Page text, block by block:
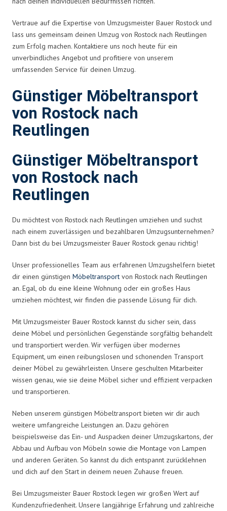
Vertraue auf die Expertise von Umzugsmeister Bauer Rostock und
lass uns gemeinsam deinen Umzug von Rostock nach Reutlingen
zum Erfolg machen. Kontaktiere uns noch heute für ein
unverbindliches Angebot und profitiere von unserem
umfassenden Service für deinen Umzug.
Günstiger Möbeltransport
von Rostock nach
Reutlingen
Günstiger Möbeltransport
von Rostock nach
Reutlingen
Du möchtest von Rostock nach Reutlingen umziehen und suchst
nach einem zuverlässigen und bezahlbaren Umzugsunternehmen?
Dann bist du bei Umzugsmeister Bauer Rostock genau richtig!
Unser professionelles Team aus erfahrenen Umzugshelfern bietet
dir einen günstigen Möbeltransport von Rostock nach Reutlingen
an. Egal, ob du eine kleine Wohnung oder ein großes Haus
umziehen möchtest, wir finden die passende Lösung für dich.
Mit Umzugsmeister Bauer Rostock kannst du sicher sein, dass
deine Möbel und persönlichen Gegenstände sorgfältig behandelt
und transportiert werden. Wir verfügen über modernes
Equipment, um einen reibungslosen und schonenden Transport
deiner Möbel zu gewährleisten. Unsere geschulten Mitarbeiter
wissen genau, wie sie deine Möbel sicher und effizient verpacken
und transportieren.
Neben unserem günstigen Möbeltransport bieten wir dir auch
weitere umfangreiche Leistungen an. Dazu gehören
beispielsweise das Ein- und Auspacken deiner Umzugskartons, der
Abbau und Aufbau von Möbeln sowie die Montage von Lampen
und anderen Geräten. So kannst du dich entspannt zurücklehnen
und dich auf den Start in deinem neuen Zuhause freuen.
Bei Umzugsmeister Bauer Rostock legen wir großen Wert auf
Kundenzufriedenheit. Unsere langjährige Erfahrung und zahlreiche